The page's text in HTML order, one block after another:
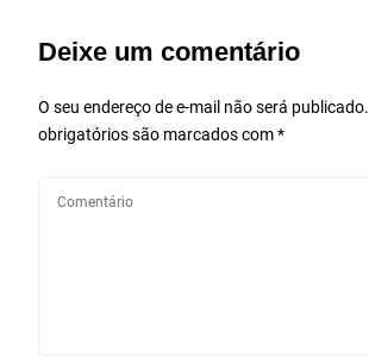
Deixe um comentário
O seu endereço de e-mail não será publicado.
obrigatórios são marcados com*